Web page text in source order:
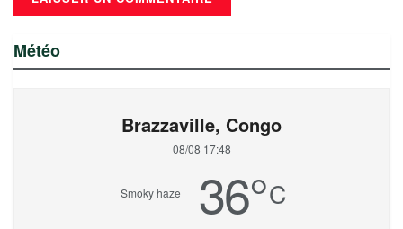
Météo
Brazzaville, Congo
08/08 17:48
Smoky haze 36°C